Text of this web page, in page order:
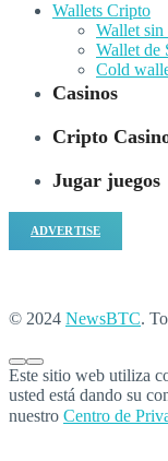
Wallets Cripto
Wallet
Wallet de
Cold
Casinos
Cripto
Jugar juegos
ADVERTISE
© 2024 NewsBTC.
Este sitio web utiliza
usted está dando su
nuestro Centro de